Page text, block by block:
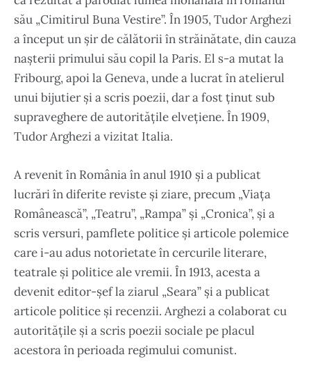
său „Cimitirul Buna Vestire”. În 1905, Tudor Arghezi
a început un șir de călătorii în străinătate, din cauza
nașterii primului său copil la Paris. El s-a mutat la
Fribourg, apoi la Geneva, unde a lucrat în atelierul
unui bijutier și a scris poezii, dar a fost ținut sub
supraveghere de autoritățile elvețiene. În 1909,
Tudor Arghezi a vizitat Italia.
A revenit în România în anul 1910 și a publicat
lucrări în diferite reviste și ziare, precum „Viața
Românească”, „Teatru”, „Rampa” și „Cronica”, și a
scris versuri, pamflete politice și articole polemice
care i-au adus notorietate în cercurile literare,
teatrale și politice ale vremii. În 1913, acesta a
devenit editor-șef la ziarul „Seara” și a publicat
articole politice și recenzii. Arghezi a colaborat cu
autoritățile și a scris poezii sociale pe placul
acestora în perioada regimului comunist.